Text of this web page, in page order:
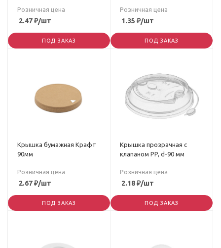
Розничная цена
2.47₽/шт
ПОД ЗАКАЗ
Розничная цена
1.35 ₽/шт
ПОД ЗАКАЗ
Крышка бумажная Крафт
90мм
Розничная цена
2.67₽/шт
ПОД ЗАКАЗ
Крышка прозрачная с
клапаном PP, d-90 мм
Розничная цена
2.18₽/шт
ПОД ЗАКАЗ